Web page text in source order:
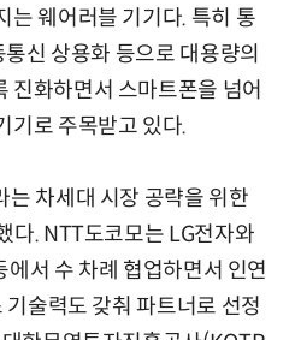
는 웨어러블 기기다. 특히 통
신 상용화 등으로 대용량의
진화하면서 스마트폰을 넘어
기로 주목받고 있다.
차세대 시장 공략을 위한
다. NTT도코모는 LG전자와
서 수 차례 협업하면서 인연
술력도 갖춰 파트너로 선정